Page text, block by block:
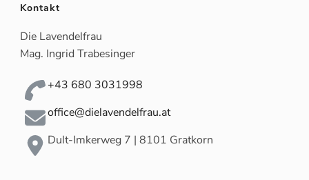
Kontakt
Die Lavendelfrau
Mag. Ingrid Trabesinger
+43 680 3031998
office@dielavendelfrau.at
Dult-Imkerweg 7 | 8101 Gratkorn